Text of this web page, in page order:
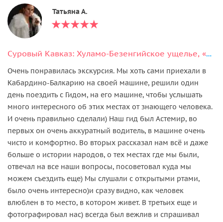
Татьяна А.
Суровый Кавказ: Хуламо-Безенгийское ущелье, «Замок Людоедов», Язык тролля
Очень понравилась экскурсия. Мы хоть сами приехали в
Кабардино-Балкарию на своей машине, решили один
день поездить с Гидом, на его машине, чтобы услышать
много интересного об этих местах от знающего человека.
И очень правильно сделали) Наш гид был Астемир, во
первых он очень аккуратный водитель, в машине очень
чисто и комфортно. Во вторых рассказал нам всё и даже
больше о истории народов, о тех местах где мы были,
отвечал на все наши вопросы, посоветовал куда мы
можем съездить еще) Мы слушали с открытыми ртами,
было очень интересно)и сразу видно, как человек
влюблен в то место, в котором живет. В третьих еще и
фотографировал нас) всегда был вежлив и спрашивал